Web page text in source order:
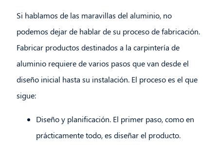
Si hablamos de las maravillas del aluminio, no
podemos dejar de hablar de su proceso de fabricación.
Fabricar productos destinados a la carpintería de
aluminio requiere de varios pasos que van desde el
diseño inicial hasta su instalación. El proceso es el que
sigue:
Diseño y planificación. El primer paso, como en
prácticamente todo, es diseñar el producto.